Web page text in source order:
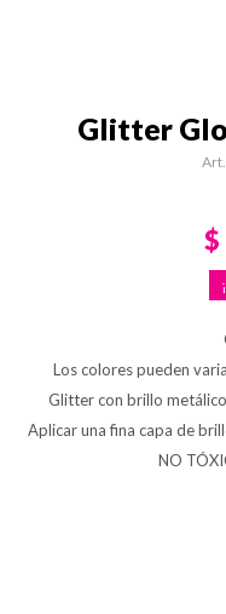
Glitter
$
Los colores pueden
Glitter con brillo
Aplicar una fina capa de
NO